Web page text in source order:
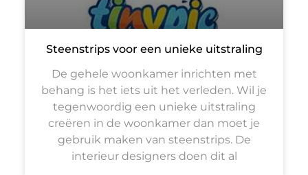
Steenstrips voor een unieke uitstraling
De gehele woonkamer inrichten met
behang is het iets uit het verleden. Wil je
tegenwoordig een unieke uitstraling
creëren in de woonkamer dan moet je
gebruik maken van steenstrips. De
interieur designers doen dit al